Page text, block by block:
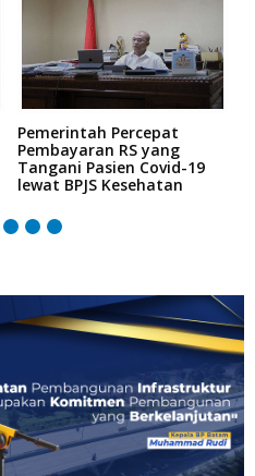
Pemerintah Percepat
Pembayaran RS yang
Tangani Pasien Covid-19
lewat BPJS Kesehatan